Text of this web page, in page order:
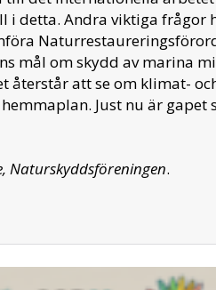
i detta. Andra viktiga
mål om skydd av marina
återstår att se om klimat-
Just nu är
Naturskyddsföreningen.